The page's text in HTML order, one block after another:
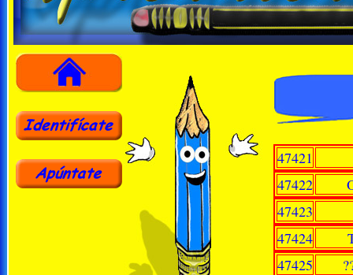
47421
47422
47423
47424
47425